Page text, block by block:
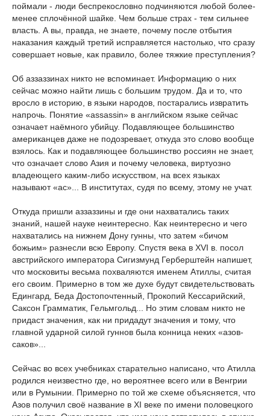
поймали - люди беспрекословно подчиняются любой более-
менее сплочённой шайке. Чем больше страх - тем сильнее
власть. А вы, правда, не знаете, почему после отбытия
наказания каждый третий исправляется настолько, что сразу
совершает новые, как правило, более тяжкие преступления?
Об аззаззинах никто не вспоминает. Информацию о них
сейчас можно найти лишь с большим трудом. Да и то, что
вросло в историю, в языки народов, постарались извратить
напрочь. Понятие «assassin» в английском языке сейчас
означает наёмного убийцу. Подавляющее большинство
американцев даже не подозревает, откуда это слово вообще
взялось. Как и подавляющее большинство россиян не знает,
что означает слово Азия и почему человека, виртуозно
владеющего каким-либо искусством, на всех языках
называют «ас»... В институтах, судя по всему, этому не учат.
Откуда пришли аззаззины и где они нахватались таких
знаний, нашей науке неинтересно. Как неинтересно и чего
нахватались на нижнем Дону гунны, что затем «бичом
божьим» разнесли всю Европу. Спустя века в XVI в. посол
австрийского императора Сигизмунд Герберштейн напишет,
что московиты весьма похваляются именем Атиллы, считая
его своим. Примерно в том же духе будут свидетельствовать
Едингард, Беда Достопочтенный, Прокопий Кессарийский,
Саксон Грамматик, Гельмгольд... Но этим словам никто не
придаст значения, как ни придадут значения и тому, что
главной ударной силой гуннов была конница неких «азов-
саков»...
Сейчас во всех учебниках старательно написано, что Атилла
родился неизвестно где, но вероятнее всего или в Венгрии
или в Румынии. Примерно по той же схеме объясняется, что
Азов получил своё название в XI веке по имени половецкого